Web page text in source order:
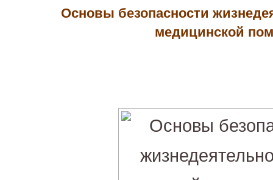
Основы безопасности
медицинской